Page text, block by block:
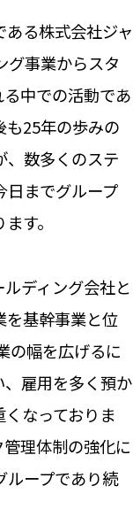
る株式会社ジャ
グ事業からスタ
中での活動であ
も25年の歩みの
、数多くのステ
日までグループ
す。
ディング会社と
を基幹事業と位
の幅を広げるに
雇用を多く預か
なっておりま
理体制の強化に
ループであり続